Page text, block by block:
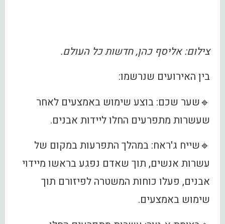
צילום: אליסף כהן, חדשות כל העולם.
בין האירועים שנרשמו:
🔹שער שכם: בוצע שימוש באמצעים לאחר
שעשרות מתפרעים החלו ליידות אבנים.
🔹שייח ג'ראח: במהלך התפרעות במקום של
עשרות אנשים, תוך שאדם נפגע בראשו מיידוי
אבנים, פעלו כוחות המשטרה לפיזורם תוך
שימוש באמצעים.